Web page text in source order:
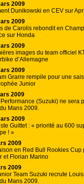
2009
Dunikowski en CEV sur
2009
de Carolis rebondit en
sur Honda
2009
images du team officiel
d’Allemagne
2009
Grarre rempile pour une
Junior
2009
(Suzuki) ne sera
Mans 2009.
2009
Guittet : « priorité au 600
! »
2009
en Red Bull Rookies Cup
et Florian Marino
2009
Team Suzuki recrute
Mans 2009.